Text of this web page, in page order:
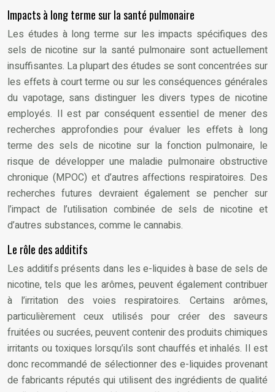
Impacts à long terme sur la santé pulmonaire
Les études à long terme sur les impacts spécifiques des
sels de nicotine sur la santé pulmonaire sont actuellement
insuffisantes. La plupart des études se sont concentrées sur
les effets à court terme ou sur les conséquences générales
du vapotage, sans distinguer les divers types de nicotine
employés. Il est par conséquent essentiel de mener des
recherches approfondies pour évaluer les effets à long
terme des sels de nicotine sur la fonction pulmonaire, le
risque de développer une maladie pulmonaire obstructive
chronique (MPOC) et d’autres affections respiratoires. Des
recherches futures devraient également se pencher sur
l’impact de l’utilisation combinée de sels de nicotine et
d’autres substances, comme le cannabis.
Le rôle des additifs
Les additifs présents dans les e-liquides à base de sels de
nicotine, tels que les arômes, peuvent également contribuer
à l’irritation des voies respiratoires. Certains arômes,
particulièrement ceux utilisés pour créer des saveurs
fruitées ou sucrées, peuvent contenir des produits chimiques
irritants ou toxiques lorsqu’ils sont chauffés et inhalés. Il est
donc recommandé de sélectionner des e-liquides provenant
de fabricants réputés qui utilisent des ingrédients de qualité